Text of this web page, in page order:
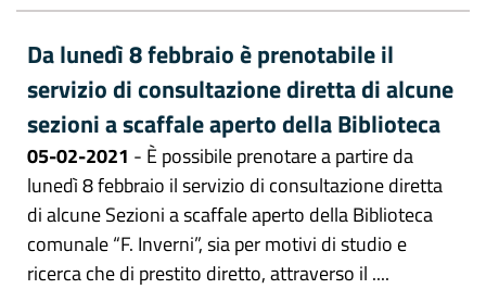
Da lunedì 8 febbraio è prenotabile il
servizio di consultazione diretta di alcune
sezioni a scaffale aperto della Biblioteca
05-02-2021 - È possibile prenotare a partire da
lunedì 8 febbraio il servizio di consultazione diretta
di alcune Sezioni a scaffale aperto della Biblioteca
comunale “F. Inverni”, sia per motivi di studio e
ricerca che di prestito diretto, attraverso il ....